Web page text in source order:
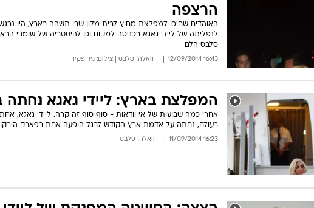
הרצפה
האוהדים שחיכו למפלצת מחוץ לבית מלון שבו תשהה בארץ, היו
לנפליתה של ליידי גאגא בכניסה למקום וכן להיסטריה של שומרי
סלבס הלם
16:43 12/09/2014 וואלה! סלבס | צילום: ניר פקין
המפלצת בארץ: ליידי גאגא נחתה
אחרי כמה שבועות של אי וודאות - סוף סוף זה קרה. ליידי גאגא,
בעולם, נחתה על אדמת ארץ הקודש לרגל הופעה אחת בפארק
16:23 11/09/2014 וואלה! סלבס